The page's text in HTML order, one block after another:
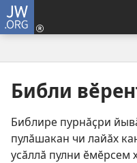
JW.ORG
Библи
Библире пурнӑҫри
пулӑшакан чи лайӑх
усӑллӑ пулни ӗмӗрсем